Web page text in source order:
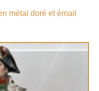
métal doré et émail